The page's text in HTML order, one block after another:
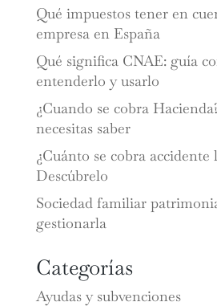
Qué impuestos tener en
empresa en España
Qué significa CNAE: guía
entenderlo y usarlo
¿Cuando se cobra
necesitas saber
¿Cuánto se cobra accidente
Descúbrelo
Sociedad familiar
gestionarla
Categorías
Ayudas y subvenciones